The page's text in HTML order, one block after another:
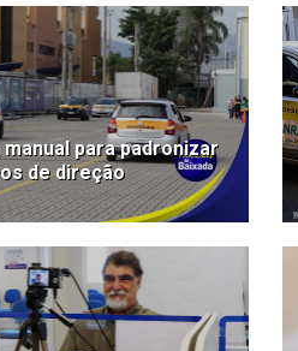
para padronizar
de direção